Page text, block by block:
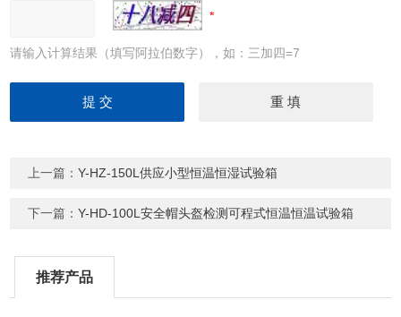
请输入计算结果（填写阿拉伯数字），如：三加四=7
上一篇：Y-HZ-150L供应小型恒温恒湿试验箱
下一篇：Y-HD-100L安全帽头盔检测可程式恒温恒温试验箱
推荐产品